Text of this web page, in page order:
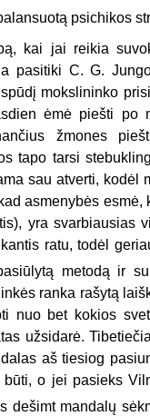
psichikos
kai jai reikia
pasitiki C. G.
mokslininko
ėmė piešti po
žmones
tapo tarsi
sau atverti, kodėl
asmenybės
yra svarbiausias
ratu, todėl
metodą ir
ranka rašytą
nuo bet kokios
užsidarė.
aš tiesiog
o jei pasieks
dešimt mandalų